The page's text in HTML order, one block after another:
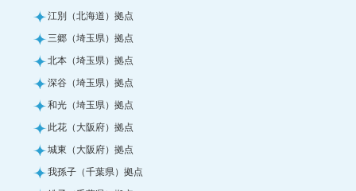
江別（北海道）拠点
三郷（埼玉県）拠点
北本（埼玉県）拠点
深谷（埼玉県）拠点
和光（埼玉県）拠点
此花（大阪府）拠点
城東（大阪府）拠点
我孫子（千葉県）拠点